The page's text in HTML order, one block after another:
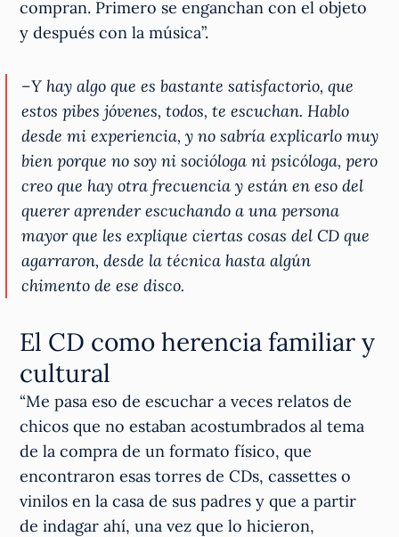
compran. Primero se enganchan con el objeto
y después con la música”.
–Y hay algo que es bastante satisfactorio, que
estos pibes jóvenes, todos, te escuchan. Hablo
desde mi experiencia, y no sabría explicarlo muy
bien porque no soy ni socióloga ni psicóloga, pero
creo que hay otra frecuencia y están en eso del
querer aprender escuchando a una persona
mayor que les explique ciertas cosas del CD que
agarraron, desde la técnica hasta algún
chimento de ese disco.
El CD como herencia familiar y
cultural
“Me pasa eso de escuchar a veces relatos de
chicos que no estaban acostumbrados al tema
de la compra de un formato físico, que
encontraron esas torres de CDs, cassettes o
vinilos en la casa de sus padres y que a partir
de indagar ahí, una vez que lo hicieron,